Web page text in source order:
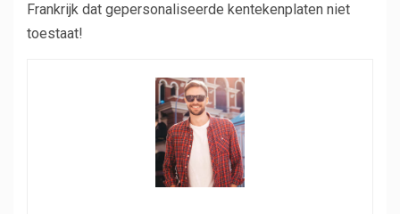
Frankrijk dat gepersonaliseerde kentekenplaten niet
toestaat!